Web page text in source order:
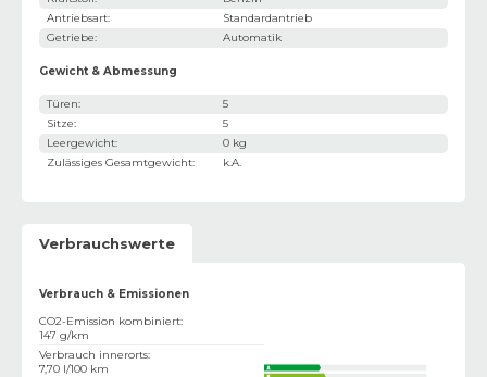
Antriebsart:
Standardantrieb
Getriebe: Automatik
Gewicht & Abmessung
Türen:
5
Sitze:
5
Leergewicht:
0 kg
Zulässiges Gesamtgewicht: k.A.
Verbrauchswerte
Verbrauch & Emissionen
CO2-Emission kombiniert:
147 g/km
Verbrauch innerorts:
7,70 l/100 km